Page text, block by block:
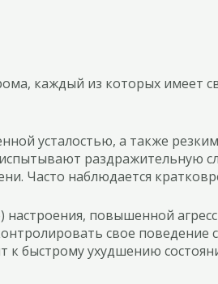
каждый из которых имеет
усталостью, а также
раздражительную
Часто наблюдается
настроения, повышенной
свое поведение
к быстрому ухудшению